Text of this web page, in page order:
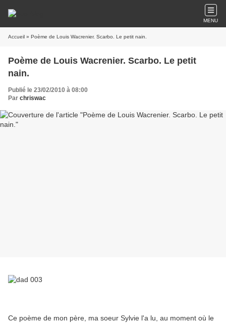
MENU
Accueil » Poème de Louis Wacrenier. Scarbo. Le petit nain.
Poème de Louis Wacrenier. Scarbo. Le petit
nain.
Publié le 23/02/2010 à 08:00
Par chriswac
Ce poème de mon père, ma soeur Sylvie l'a lu, au moment où le